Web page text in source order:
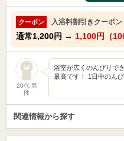
クーポン 入浴料割引きクーポン
通常1,200円 → 1,100円（
20代 男
性
浴室が広くのんびりで
最高です！ 1日中のん
関連情報から探す